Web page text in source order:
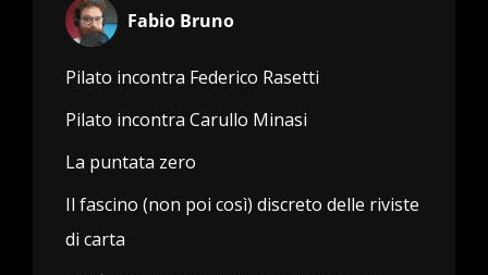
Fabio Bruno
Pilato incontra Federico Rasetti
Pilato incontra Carullo Minasi
La puntata zero
Il fascino (non poi così) discreto delle riviste
di carta